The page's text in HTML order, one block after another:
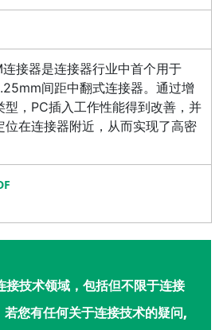
连接器是连接器行业中首个用于
间距中翻式连接器。通过增
型，PC插入工作性能得到改善，并
位在连接器附近，从而实现了高密
接技术领域，包括但不限于连接
您有任何关于连接技术的疑问,